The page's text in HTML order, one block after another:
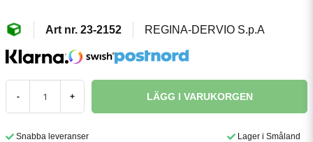
23-2152 REGINA-DERVIO S.p.A
- + LÄGG I VARUKORGEN
Snabba leveranser Lager i Småland